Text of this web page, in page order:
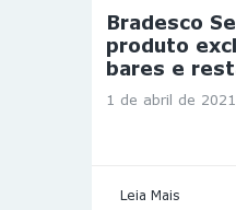
Bradesco
produto
bares e
1 de abril de 2021
Leia Mais